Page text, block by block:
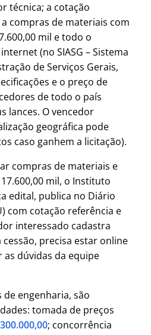
técnica; a cotação
compras de materiais com
mil e todo o
(no SIASG – Sistema
de Serviços Gerais,
e o preço de
de todo o país
lances. O vencedor
geográfica pode
caso ganhem a licitação).
compras de materiais e
mil, o Instituto
edital, publica no Diário
com cotação referência e
interessado cadastra
precisa estar online
dúvidas da equipe
de engenharia, são
tomada de preços
; concorrência